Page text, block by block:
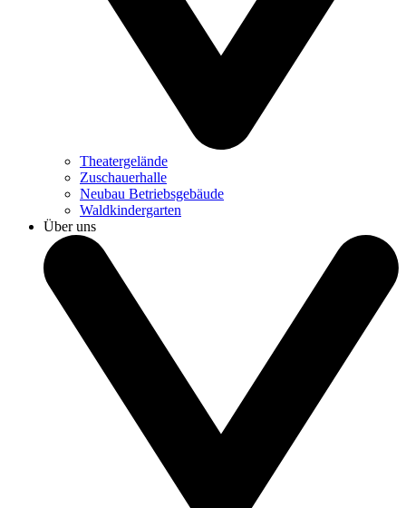
Theatergelände
Zuschauerhalle
Neubau Betriebsgebäude
Waldkindergarten
Über uns